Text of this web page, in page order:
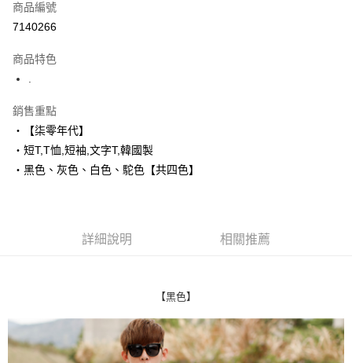
超商取貨付款
街口支付
悠遊付
Google Pay
AFTEE先享後付是「在收到商品之後才付款」的支付方式。 讓您購物簡單
３．安心：先確認商品／服務後，再付款。
【「AFTEE先享後付」結帳流程】
１．於結帳方式選擇「AFTEE先享後付」後，將跳轉至「AFTEE先享後付」
結帳頁面，進行簡訊認證並確認金額後，即可完成結帳。
每筆NT$80，滿NT$1,800(含以上)免運費
先付款後全家取貨
商品編號
7140266
商品特色
銷售重點
‧【柒零年代】
‧短T,T恤,短袖,文字T,韓國製
‧黑色、灰色、白色、駝色【共四色】
詳細說明 相關推薦
【黑色】